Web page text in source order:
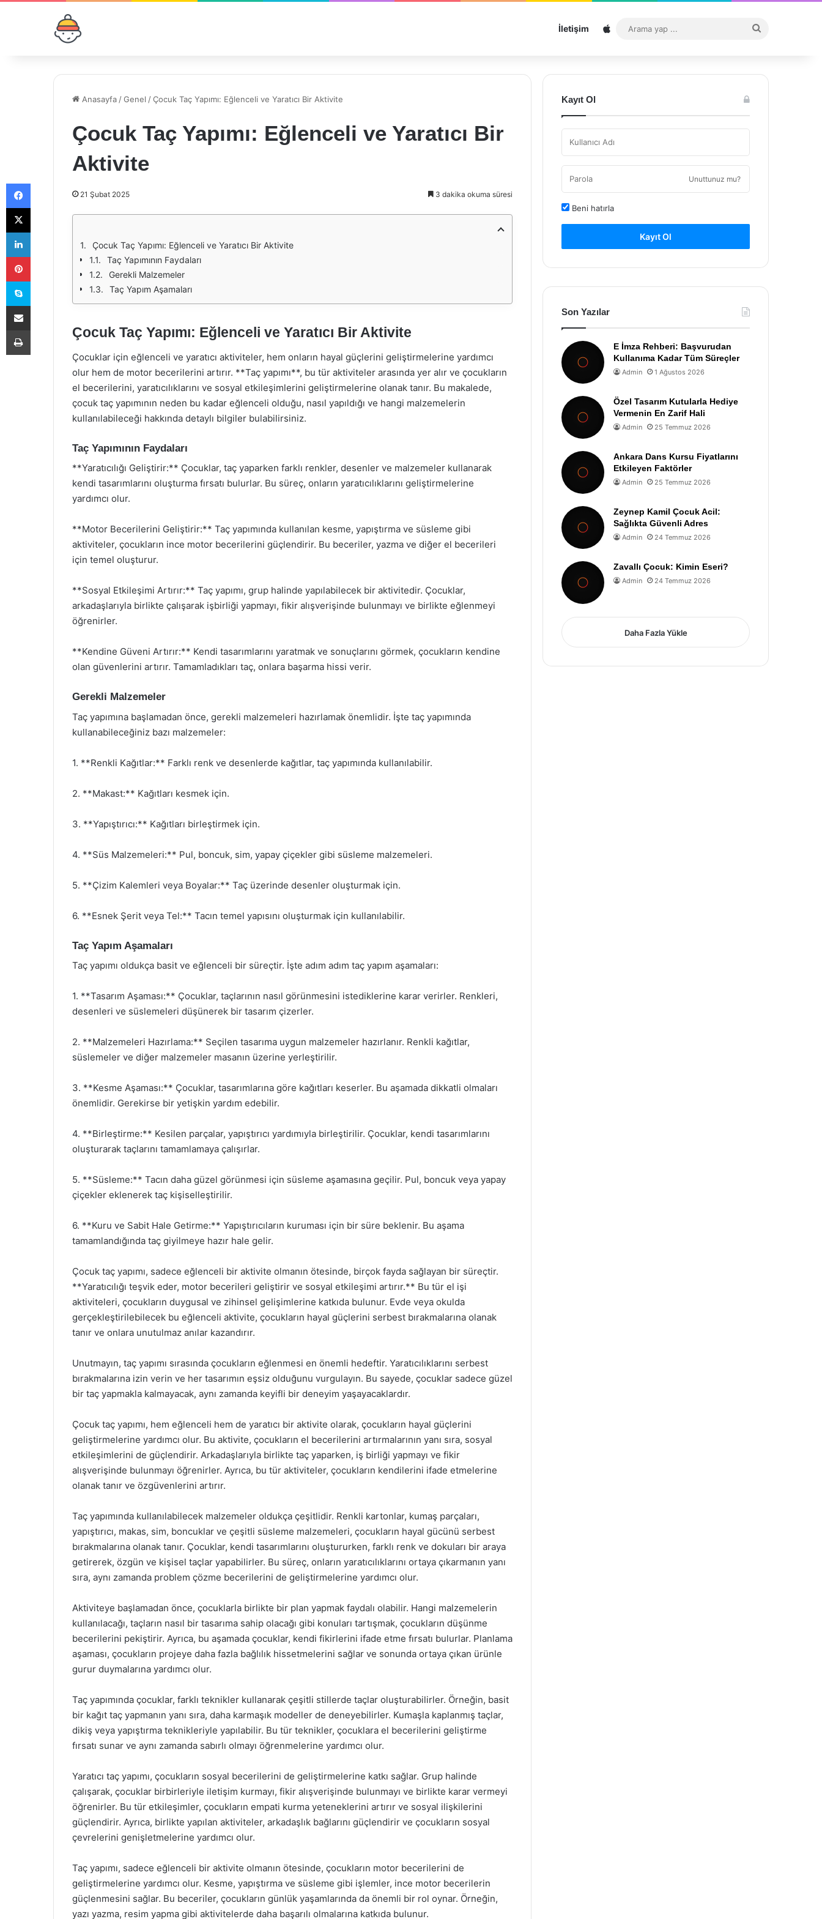
İletişim Sitemap
...
Anasayfa /Genel /Çocuk Taç Yapımı: Eğlenceli ve Yaratıcı Bir Aktivite
Çocuk Taç Yapımı: Eğlenceli ve Yaratıcı Bir
Aktivite
21 Şubat 2025 3 dakika okuma süresi
Çocuk Taç Yapımı: Eğlenceli ve Yaratıcı Bir Aktivite
Taç Yapımının Faydaları
Gerekli Malzemeler
Taç Yapım Aşamaları
Çocuk Taç Yapımı: Eğlenceli ve Yaratıcı Bir Aktivite
Çocuklar için eğlenceli ve yaratıcı aktiviteler, hem onların hayal güçlerini geliştirmelerine yardımcı
olur hem de motor becerilerini artırır. **Taç yapımı**, bu tür aktiviteler arasında yer alır ve çocukların
el becerilerini, yaratıcılıklarını ve sosyal etkileşimlerini geliştirmelerine olanak tanır. Bu makalede,
çocuk taç yapımının neden bu kadar eğlenceli olduğu, nasıl yapıldığı ve hangi malzemelerin
kullanılabileceği hakkında detaylı bilgiler bulabilirsiniz.
Taç Yapımının Faydaları
**Yaratıcılığı Geliştirir:** Çocuklar, taç yaparken farklı renkler, desenler ve malzemeler kullanarak
kendi tasarımlarını oluşturma fırsatı bulurlar. Bu süreç, onların yaratıcılıklarını geliştirmelerine
yardımcı olur.
**Motor Becerilerini Geliştirir:** Taç yapımında kullanılan kesme, yapıştırma ve süsleme gibi
aktiviteler, çocukların ince motor becerilerini güçlendirir. Bu beceriler, yazma ve diğer el becerileri
için temel oluşturur.
**Sosyal Etkileşimi Artırır:** Taç yapımı, grup halinde yapılabilecek bir aktivitedir. Çocuklar,
arkadaşlarıyla birlikte çalışarak işbirliği yapmayı, fikir alışverişinde bulunmayı ve birlikte eğlenmeyi
öğrenirler.
**Kendine Güveni Artırır:** Kendi tasarımlarını yaratmak ve sonuçlarını görmek, çocukların kendine
olan güvenlerini artırır. Tamamladıkları taç, onlara başarma hissi verir.
Gerekli Malzemeler
Taç yapımına başlamadan önce, gerekli malzemeleri hazırlamak önemlidir. İşte taç yapımında
kullanabileceğiniz bazı malzemeler:
1. **Renkli Kağıtlar:** Farklı renk ve desenlerde kağıtlar, taç yapımında kullanılabilir.
2. **Makast:** Kağıtları kesmek için.
3. **Yapıştırıcı:** Kağıtları birleştirmek için.
4. **Süs Malzemeleri:** Pul, boncuk, sim, yapay çiçekler gibi süsleme malzemeleri.
5. **Çizim Kalemleri veya Boyalar:** Taç üzerinde desenler oluşturmak için.
6. **Esnek Şerit veya Tel:** Tacın temel yapısını oluşturmak için kullanılabilir.
Taç Yapım Aşamaları
Taç yapımı oldukça basit ve eğlenceli bir süreçtir. İşte adım adım taç yapım aşamaları:
1. **Tasarım Aşaması:** Çocuklar, taçlarının nasıl görünmesini istediklerine karar verirler. Renkleri,
desenleri ve süslemeleri düşünerek bir tasarım çizerler.
2. **Malzemeleri Hazırlama:** Seçilen tasarıma uygun malzemeler hazırlanır. Renkli kağıtlar,
süslemeler ve diğer malzemeler masanın üzerine yerleştirilir.
3. **Kesme Aşaması:** Çocuklar, tasarımlarına göre kağıtları keserler. Bu aşamada dikkatli olmaları
önemlidir. Gerekirse bir yetişkin yardım edebilir.
4. **Birleştirme:** Kesilen parçalar, yapıştırıcı yardımıyla birleştirilir. Çocuklar, kendi tasarımlarını
oluşturarak taçlarını tamamlamaya çalışırlar.
5. **Süsleme:** Tacın daha güzel görünmesi için süsleme aşamasına geçilir. Pul, boncuk veya yapay
çiçekler eklenerek taç kişiselleştirilir.
6. **Kuru ve Sabit Hale Getirme:** Yapıştırıcıların kuruması için bir süre beklenir. Bu aşama
tamamlandığında taç giyilmeye hazır hale gelir.
Çocuk taç yapımı, sadece eğlenceli bir aktivite olmanın ötesinde, birçok fayda sağlayan bir süreçtir.
**Yaratıcılığı teşvik eder, motor becerileri geliştirir ve sosyal etkileşimi artırır.** Bu tür el işi
aktiviteleri, çocukların duygusal ve zihinsel gelişimlerine katkıda bulunur. Evde veya okulda
gerçekleştirilebilecek bu eğlenceli aktivite, çocukların hayal güçlerini serbest bırakmalarına olanak
tanır ve onlara unutulmaz anılar kazandırır.
Unutmayın, taç yapımı sırasında çocukların eğlenmesi en önemli hedeftir. Yaratıcılıklarını serbest
bırakmalarına izin verin ve her tasarımın eşsiz olduğunu vurgulayın. Bu sayede, çocuklar sadece güzel
bir taç yapmakla kalmayacak, aynı zamanda keyifli bir deneyim yaşayacaklardır.
Çocuk taç yapımı, hem eğlenceli hem de yaratıcı bir aktivite olarak, çocukların hayal güçlerini
geliştirmelerine yardımcı olur. Bu aktivite, çocukların el becerilerini artırmalarının yanı sıra, sosyal
etkileşimlerini de güçlendirir. Arkadaşlarıyla birlikte taç yaparken, iş birliği yapmayı ve fikir
alışverişinde bulunmayı öğrenirler. Ayrıca, bu tür aktiviteler, çocukların kendilerini ifade etmelerine
olanak tanır ve özgüvenlerini artırır.
Taç yapımında kullanılabilecek malzemeler oldukça çeşitlidir. Renkli kartonlar, kumaş parçaları,
yapıştırıcı, makas, sim, boncuklar ve çeşitli süsleme malzemeleri, çocukların hayal gücünü serbest
bırakmalarına olanak tanır. Çocuklar, kendi tasarımlarını oluştururken, farklı renk ve dokuları bir araya
getirerek, özgün ve kişisel taçlar yapabilirler. Bu süreç, onların yaratıcılıklarını ortaya çıkarmanın yanı
sıra, aynı zamanda problem çözme becerilerini de geliştirmelerine yardımcı olur.
Aktiviteye başlamadan önce, çocuklarla birlikte bir plan yapmak faydalı olabilir. Hangi malzemelerin
kullanılacağı, taçların nasıl bir tasarıma sahip olacağı gibi konuları tartışmak, çocukların düşünme
becerilerini pekiştirir. Ayrıca, bu aşamada çocuklar, kendi fikirlerini ifade etme fırsatı bulurlar. Planlama
aşaması, çocukların projeye daha fazla bağlılık hissetmelerini sağlar ve sonunda ortaya çıkan ürünle
gurur duymalarına yardımcı olur.
Taç yapımında çocuklar, farklı teknikler kullanarak çeşitli stillerde taçlar oluşturabilirler. Örneğin, basit
bir kağıt taç yapmanın yanı sıra, daha karmaşık modeller de deneyebilirler. Kumaşla kaplanmış taçlar,
dikiş veya yapıştırma teknikleriyle yapılabilir. Bu tür teknikler, çocuklara el becerilerini geliştirme
fırsatı sunar ve aynı zamanda sabırlı olmayı öğrenmelerine yardımcı olur.
Yaratıcı taç yapımı, çocukların sosyal becerilerini de geliştirmelerine katkı sağlar. Grup halinde
çalışarak, çocuklar birbirleriyle iletişim kurmayı, fikir alışverişinde bulunmayı ve birlikte karar vermeyi
öğrenirler. Bu tür etkileşimler, çocukların empati kurma yeteneklerini artırır ve sosyal ilişkilerini
güçlendirir. Ayrıca, birlikte yapılan aktiviteler, arkadaşlık bağlarını güçlendirir ve çocukların sosyal
çevrelerini genişletmelerine yardımcı olur.
Taç yapımı, sadece eğlenceli bir aktivite olmanın ötesinde, çocukların motor becerilerini de
geliştirmelerine yardımcı olur. Kesme, yapıştırma ve süsleme gibi işlemler, ince motor becerilerin
güçlenmesini sağlar. Bu beceriler, çocukların günlük yaşamlarında da önemli bir rol oynar. Örneğin,
yazı yazma, resim yapma gibi aktivitelerde daha başarılı olmalarına katkıda bulunur.
Kayıt Ol
Unuttunuz mu?
Beni hatırla
Kayıt Ol
Son Yazılar
E İmza Rehberi: Başvurudan
Kullanıma Kadar Tüm Süreçler
Admin 1 Ağustos 2026
Özel Tasarım Kutularla Hediye
Vermenin En Zarif Hali
Admin 25 Temmuz 2026
Ankara Dans Kursu Fiyatlarını
Etkileyen Faktörler
Admin 25 Temmuz 2026
Zeynep Kamil Çocuk Acil:
Sağlıkta Güvenli Adres
Admin 24 Temmuz 2026
Zavallı Çocuk: Kimin Eseri?
Admin 24 Temmuz 2026
Daha Fazla Yükle
Facebook
X
LinkedIn
Pinterest
Skype
E-Posta ile paylaş